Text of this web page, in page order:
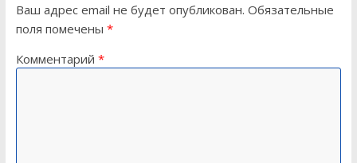
Ваш адрес email не будет опубликован. Обязательные
поля помечены *
Комментарий *